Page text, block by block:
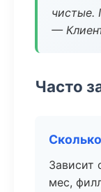
чистые.
—
Часто
Зависит
мес,